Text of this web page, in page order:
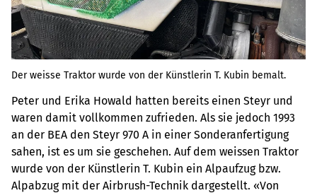
Der weisse Traktor wurde von der Künstlerin T. Kubin bemalt.
Peter und Erika Howald hatten bereits einen Steyr und
waren damit vollkommen zufrieden. Als sie jedoch 1993
an der BEA den Steyr 970 A in einer Sonderanfertigung
sahen, ist es um sie geschehen. Auf dem weissen Traktor
wurde von der Künstlerin T. Kubin ein Alpaufzug bzw.
Alpabzug mit der Airbrush-Technik dargestellt. «Von